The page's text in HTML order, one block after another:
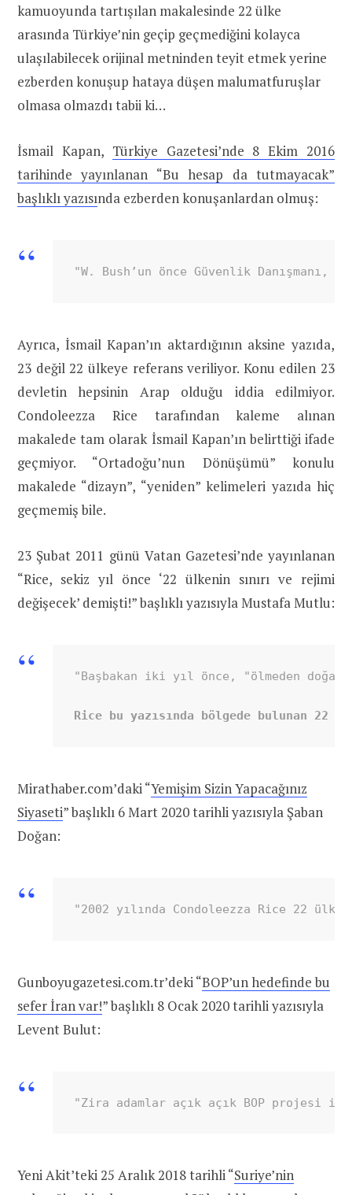
kamuoyunda tartışılan makalesinde 22 ülke
arasında Türkiye’nin geçip geçmediğini kolayca
ulaşılabilecek orijinal metninden teyit etmek yerine
ezberden konuşup hataya düşen malumatfuruşlar
olmasa olmazdı tabii ki…
İsmail Kapan, Türkiye Gazetesi’nde 8 Ekim 2016
tarihinde yayınlanan “Bu hesap da tutmayacak”
başlıklı yazısında ezberden konuşanlardan olmuş:
"W. Bush’un önce Güvenlik
Ayrıca, İsmail Kapan’ın aktardığının aksine yazıda,
23 değil 22 ülkeye referans veriliyor. Konu edilen 23
devletin hepsinin Arap olduğu iddia edilmiyor.
Condoleezza Rice tarafından kaleme alınan
makalede tam olarak İsmail Kapan’ın belirttiği ifade
geçmiyor. “Ortadoğu’nun Dönüşümü” konulu
makalede “dizayn”, “yeniden” kelimeleri yazıda hiç
geçmemiş bile.
23 Şubat 2011 günü Vatan Gazetesi’nde yayınlanan
“Rice, sekiz yıl önce ‘22 ülkenin sınırı ve rejimi
değişecek’ demişti!” başlıklı yazısıyla Mustafa Mutlu:
"Başbakan iki yıl önce, "ölmeden
Rice bu yazısında bölgede bulunan
Mirathaber.com’daki “Yemişim Sizin Yapacağınız
Siyaseti” başlıklı 6 Mart 2020 tarihli yazısıyla Şaban
Doğan:
"2002 yılında Condoleezza Rice 22
Gunboyugazetesi.com.tr’deki “BOP’un hedefinde bu
sefer İran var!” başlıklı 8 Ocak 2020 tarihli yazısıyla
Levent Bulut:
"Zira adamlar açık açık BOP projesi
Yeni Akit’teki 25 Aralık 2018 tarihli “Suriye’nin